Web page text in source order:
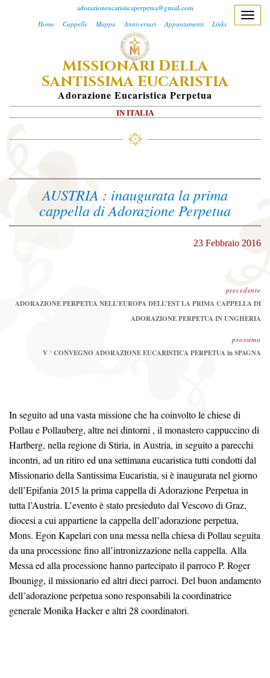
adorazioneucaristicaperpetua@gmail.com
Home
Cappelle Mappa Anniversari Appuntamenti Links
MISSIONARI DELLA
SANTISSIMA EUCARISTIA
ADorazione EUcaristica PErpetua
IN ITALIA
T
n
v
a
o
n
AUSTRIA : inaugurata la prima
cappella di Adorazione Perpetua
23 Febbraio 2016
precedente
Precedente:
ADORAZIONE PERPETUA NELL’EUROPA DELL’EST LA PRIMA CAPPELLA DI
ADORAZIONE PERPETUA IN UNGHERIA
prossimo
ProssimoV ° CONVEGNO ADORAZIONE EUCARISTICA PERPETUA in SPAGNA
In seguito ad una vasta missione che ha coinvolto le chiese di
Pollau e Pollauberg, altre nei dintorni , il monastero cappuccino di
Hartberg, nella regione di Stiria, in Austria, in seguito a parecchi
incontri, ad un ritiro ed una settimana eucaristica tutti condotti dal
Missionario della Santissima Eucaristia, si è inaugurata nel giorno
dell’Epifania 2015 la prima cappella di Adorazione Perpetua in
tutta l’Austria. L’evento è stato presieduto dal Vescovo di Graz,
diocesi a cui appartiene la cappella dell’adorazione perpetua,
Mons. Egon Kapelari con una messa nella chiesa di Pollau seguita
da una processione fino all’intronizzazione nella cappella. Alla
Messa ed alla processione hanno partecipato il parroco P. Roger
Ibounigg, il missionario ed altri dieci parroci. Del buon andamento
dell’adorazione perpetua sono responsabili la coordinatrice
generale Monika Hacker e altri 28 coordinatori.